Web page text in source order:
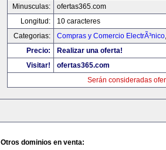
Minusculas:
ofertas365.com
Longitud:
10 caracteres
Categorias:
Compras y Comercio ElectrÃ³nico
Precio:
Realizar una oferta!
Visitar!
ofertas365.com
Serán consideradas
Otros dominios en venta: